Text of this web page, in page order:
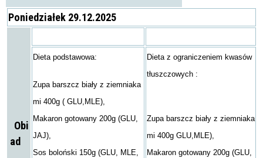
Poniedziałek 29.12.2025
Obi
ad
Dieta podstawowa:
Zupa barszcz biały z ziemniaka
mi 400g ( GLU,MLE),
Makaron gotowany 200g (GLU,
JAJ),
Sos boloński 150g (GLU, MLE,
Dieta z ograniczeniem kwasów
tłuszczowych :
Zupa barszcz biały z ziemniaka
mi 400g GLU,MLE),
Makaron gotowany 200g (GLU,